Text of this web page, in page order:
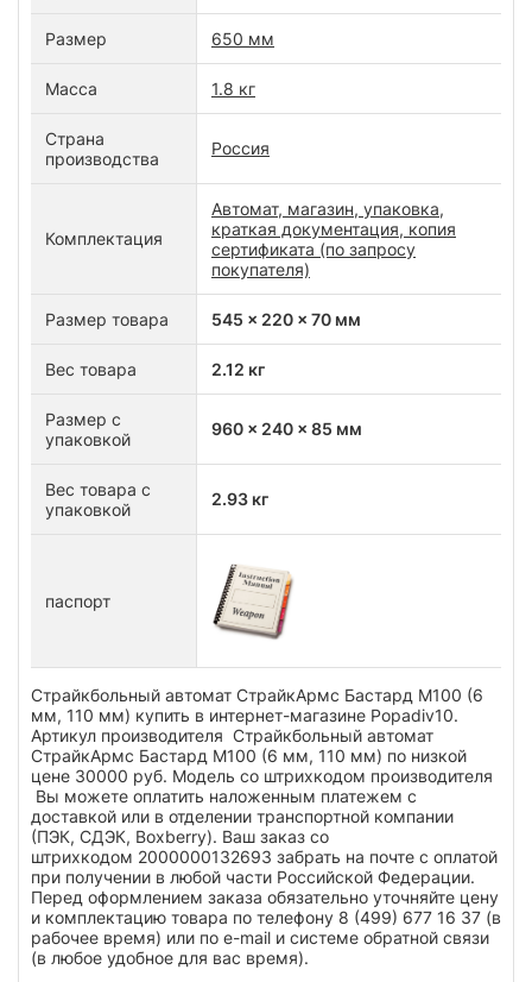
Размер 650 мм
Масса 1.8 кг
Страна
производства
Россия
Комплектация
Автомат, магазин, упаковка,
краткая документация, копия
сертификата (по запросу
покупателя)
Размер товара 545 x 220 x 70 мм
Вес товара 2.12 кг
Размер с
упаковкой
960 x 240 x 85 мм
Вес товара с
упаковкой
2.93 кг
паспорт
Страйкбольный автомат СтрайкАрмс Бастард M100 (6
мм, 110 мм) купить в интернет-магазине Popadiv10.
Артикул производителя Страйкбольный автомат
СтрайкАрмс Бастард M100 (6 мм, 110 мм) по низкой
цене 30000 руб. Модель со штрихкодом производителя
Вы можете оплатить наложенным платежем с
доставкой или в отделении транспортной компании
(ПЭК, СДЭК, Boxberry). Ваш заказ со
штрихкодом 2000000132693 забрать на почте с оплатой
при получении в любой части Российской Федерации.
Перед оформлением заказа обязательно уточняйте цену
и комплектацию товара по телефону 8 (499) 677 16 37 (в
рабочее время) или по e-mail и системе обратной связи
(в любое удобное для вас время).